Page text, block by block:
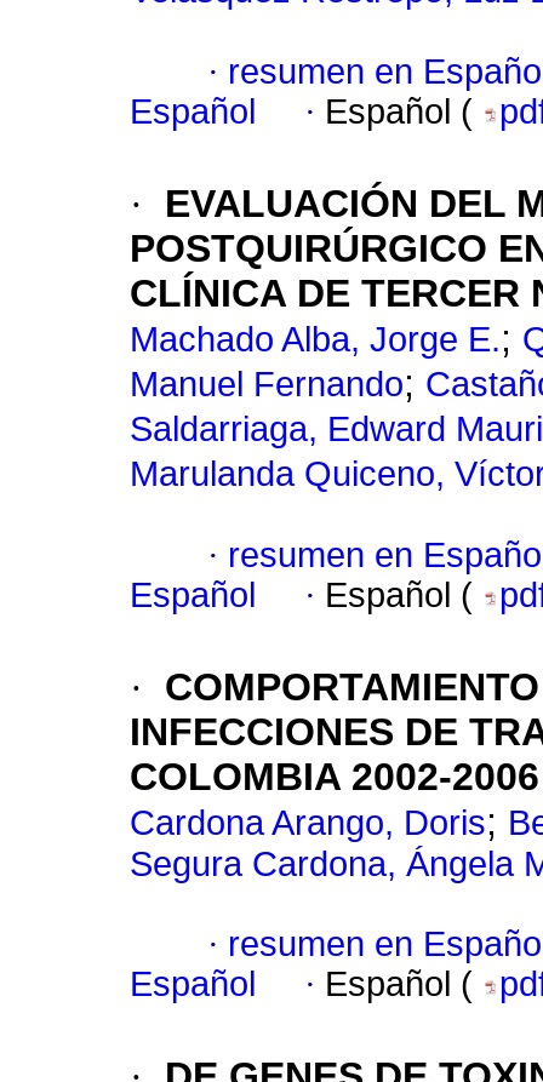
· resumen en
Español
· Español (
·
EVALUACIÓN DEL
POSTQUIRÚRGICO
CLÍNICA DE TERCER
Machado Alba, Jorge E.;
Manuel Fernando;
Saldarriaga, Edward
Marulanda Quiceno,
· resumen en
Español
· Español (
·
INFECCIONES DE
COLOMBIA 2002-2006
Cardona Arango, Doris;
Segura Cardona, Ángela
· resumen en
Español
· Español (